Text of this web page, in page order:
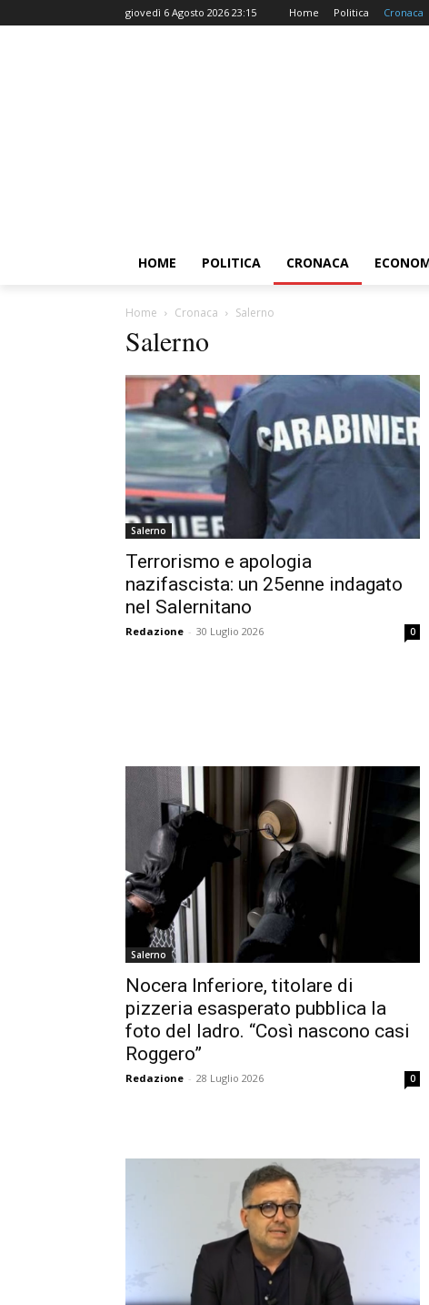
giovedì 6 Agosto 2026 23:15 Home Politica Cronaca
HOME POLITICA CRONACA
Home Cronaca Salerno
Salerno
Salerno
Terrorismo e apologia
nazifascista: un 25enne indagato
nel Salernitano
Redazione - 30 Luglio 2026 0
Salerno
Nocera Inferiore, titolare di
pizzeria esasperato pubblica la
foto del ladro. “Così nascono casi
Roggero”
Redazione - 28 Luglio 2026 0